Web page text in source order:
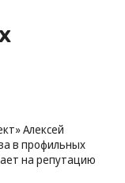
Алексей
в профильных
на репутацию